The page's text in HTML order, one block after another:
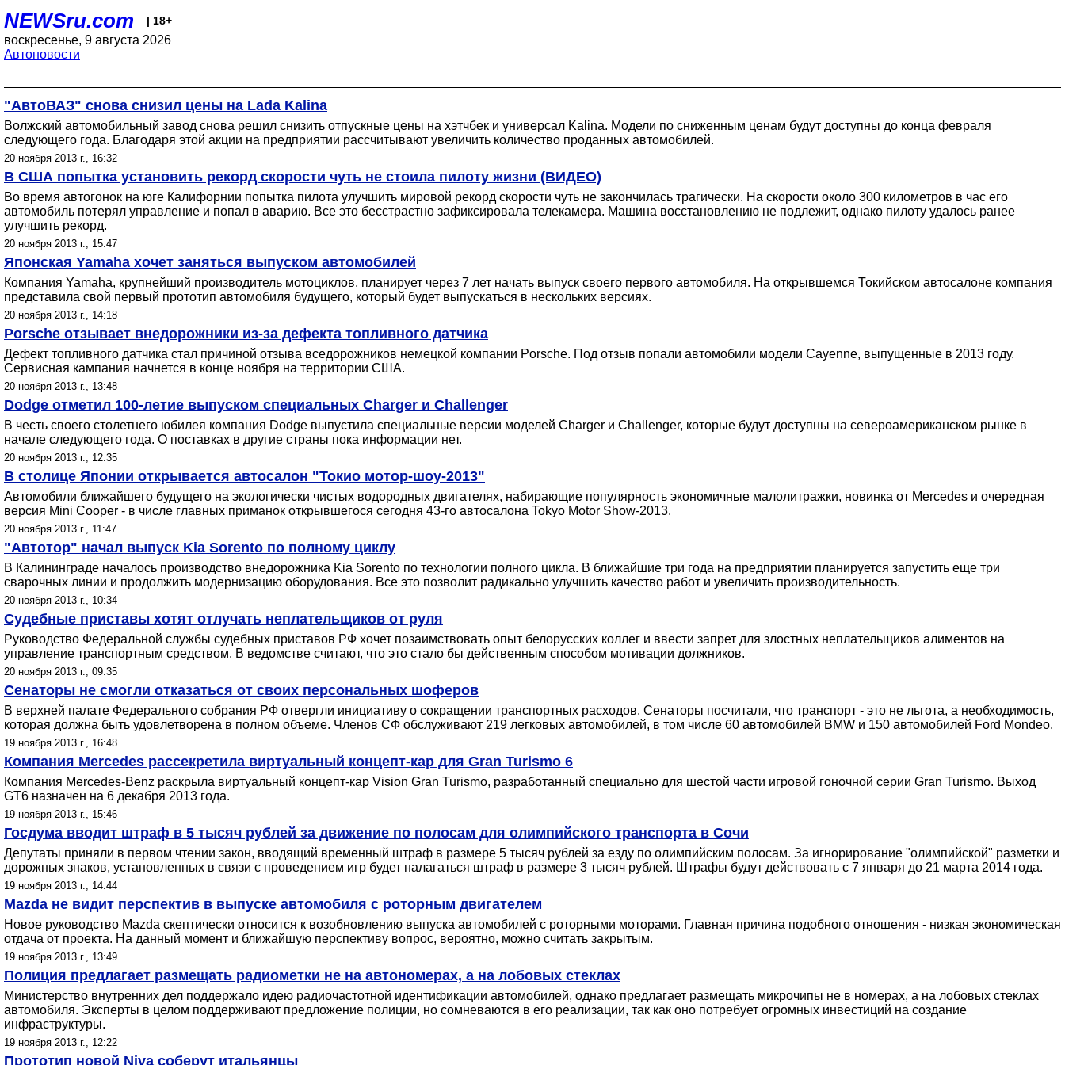
NEWSru.com | 18+
воскресенье, 9 августа 2026
Автоновости
"АвтоВАЗ" снова снизил цены на Lada Kalina
Волжский автомобильный завод снова решил снизить отпускные цены на хэтчбек и универсал Kalina. Модели по сниженным ценам будут доступны до конца февраля
следующего года. Благодаря этой акции на предприятии рассчитывают увеличить количество проданных автомобилей.
20 ноября 2013 г., 16:32
В США попытка установить рекорд скорости чуть не стоила пилоту жизни (ВИДЕО)
Во время автогонок на юге Калифорнии попытка пилота улучшить мировой рекорд скорости чуть не закончилась трагически. На скорости около 300 километров в час его
автомобиль потерял управление и попал в аварию. Все это бесстрастно зафиксировала телекамера. Машина восстановлению не подлежит, однако пилоту удалось ранее
улучшить рекорд.
20 ноября 2013 г., 15:47
Японская Yamaha хочет заняться выпуском автомобилей
Компания Yamaha, крупнейший производитель мотоциклов, планирует через 7 лет начать выпуск своего первого автомобиля. На открывшемся Токийском автосалоне компания
представила свой первый прототип автомобиля будущего, который будет выпускаться в нескольких версиях.
20 ноября 2013 г., 14:18
Porsche отзывает внедорожники из-за дефекта топливного датчика
Дефект топливного датчика стал причиной отзыва вседорожников немецкой компании Porsche. Под отзыв попали автомобили модели Cayenne, выпущенные в 2013 году.
Сервисная кампания начнется в конце ноября на территории США.
20 ноября 2013 г., 13:48
Dodge отметил 100-летие выпуском специальных Charger и Challenger
В честь своего столетнего юбилея компания Dodge выпустила специальные версии моделей Charger и Challenger, которые будут доступны на североамериканском рынке в
начале следующего года. О поставках в другие страны пока информации нет.
20 ноября 2013 г., 12:35
В столице Японии открывается автосалон "Токио мотор-шоу-2013"
Автомобили ближайшего будущего на экологически чистых водородных двигателях, набирающие популярность экономичные малолитражки, новинка от Mercedes и очередная
версия Mini Cooper - в числе главных приманок открывшегося сегодня 43-го автосалона Tokyo Motor Show-2013.
20 ноября 2013 г., 11:47
"Автотор" начал выпуск Kia Sorento по полному циклу
В Калининграде началось производство внедорожника Kia Sorento по технологии полного цикла. В ближайшие три года на предприятии планируется запустить еще три
сварочных линии и продолжить модернизацию оборудования. Все это позволит радикально улучшить качество работ и увеличить производительность.
20 ноября 2013 г., 10:34
Судебные приставы хотят отлучать неплательщиков от руля
Руководство Федеральной службы судебных приставов РФ хочет позаимствовать опыт белорусских коллег и ввести запрет для злостных неплательщиков алиментов на
управление транспортным средством. В ведомстве считают, что это стало бы действенным способом мотивации должников.
20 ноября 2013 г., 09:35
Сенаторы не смогли отказаться от своих персональных шоферов
В верхней палате Федерального собрания РФ отвергли инициативу о сокращении транспортных расходов. Сенаторы посчитали, что транспорт - это не льгота, а необходимость,
которая должна быть удовлетворена в полном объеме. Членов СФ обслуживают 219 легковых автомобилей, в том числе 60 автомобилей BMW и 150 автомобилей Ford Mondeo.
19 ноября 2013 г., 16:48
Компания Mercedes рассекретила виртуальный концепт-кар для Gran Turismo 6
Компания Mercedes-Benz раскрыла виртуальный концепт-кар Vision Gran Turismo, разработанный специально для шестой части игровой гоночной серии Gran Turismo. Выход
GT6 назначен на 6 декабря 2013 года.
19 ноября 2013 г., 15:46
Госдума вводит штраф в 5 тысяч рублей за движение по полосам для олимпийского транспорта в Сочи
Депутаты приняли в первом чтении закон, вводящий временный штраф в размере 5 тысяч рублей за езду по олимпийским полосам. За игнорирование "олимпийской" разметки и
дорожных знаков, установленных в связи с проведением игр будет налагаться штраф в размере 3 тысяч рублей. Штрафы будут действовать с 7 января до 21 марта 2014 года.
19 ноября 2013 г., 14:44
Mazda не видит перспектив в выпуске автомобиля с роторным двигателем
Новое руководство Mazda скептически относится к возобновлению выпуска автомобилей с роторными моторами. Главная причина подобного отношения - низкая экономическая
отдача от проекта. На данный момент и ближайшую перспективу вопрос, вероятно, можно считать закрытым.
19 ноября 2013 г., 13:49
Полиция предлагает размещать радиометки не на автономерах, а на лобовых стеклах
Министерство внутренних дел поддержало идею радиочастотной идентификации автомобилей, однако предлагает размещать микрочипы не в номерах, а на лобовых стеклах
автомобиля. Эксперты в целом поддерживают предложение полиции, но сомневаются в его реализации, так как оно потребует огромных инвестиций на создание
инфраструктуры.
19 ноября 2013 г., 12:22
Прототип новой Niva соберут итальянцы